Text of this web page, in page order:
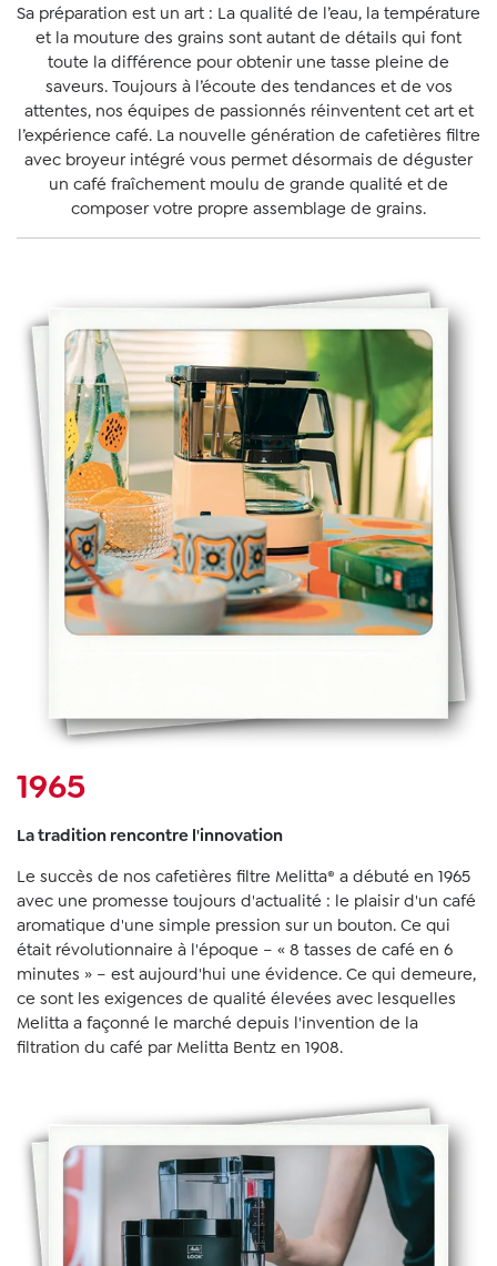
Sa préparation est un art : La qualité de l’eau, la température
et la mouture des grains sont autant de détails qui font
toute la différence pour obtenir une tasse pleine de
saveurs. Toujours à l’écoute des tendances et de vos
attentes, nos équipes de passionnés réinventent cet art et
l’expérience café. La nouvelle génération de cafetières filtre
avec broyeur intégré vous permet désormais de déguster
un café fraîchement moulu de grande qualité et de
composer votre propre assemblage de grains.
1965
La tradition rencontre l'innovation
Le succès de nos cafetières filtre Melitta® a débuté en 1965
avec une promesse toujours d'actualité : le plaisir d'un café
aromatique d'une simple pression sur un bouton. Ce qui
était révolutionnaire à l'époque – « 8 tasses de café en 6
minutes » – est aujourd'hui une évidence. Ce qui demeure,
ce sont les exigences de qualité élevées avec lesquelles
Melitta a façonné le marché depuis l'invention de la
filtration du café par Melitta Bentz en 1908.